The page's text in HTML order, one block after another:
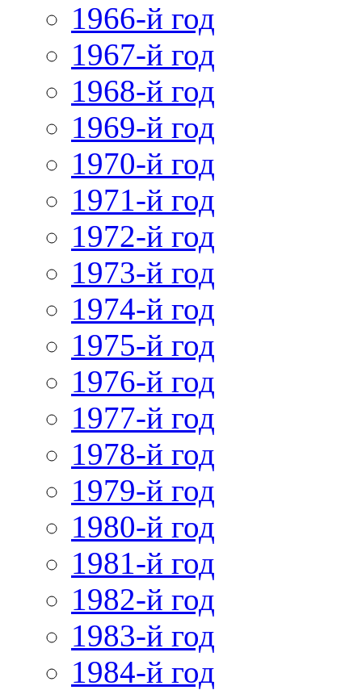
1966-й год
1967-й год
1968-й год
1969-й год
1970-й год
1971-й год
1972-й год
1973-й год
1974-й год
1975-й год
1976-й год
1977-й год
1978-й год
1979-й год
1980-й год
1981-й год
1982-й год
1983-й год
1984-й год